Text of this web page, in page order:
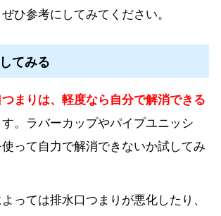
ひ参考にしてみてください。
てみる
まりは、軽度なら自分で解消できる
。ラバーカップやパイプユニッシ
って自力で解消できないか試してみ
っては排水口つまりが悪化したり、